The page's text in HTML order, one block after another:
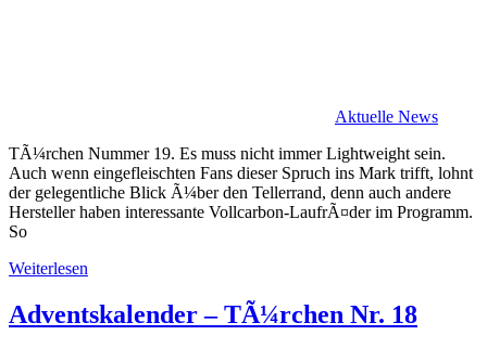
Aktuelle News
TÃ¼rchen Nummer 19. Es muss nicht immer Lightweight sein.
Auch wenn eingefleischten Fans dieser Spruch ins Mark trifft, lohnt
der gelegentliche Blick Ã¼ber den Tellerrand, denn auch andere
Hersteller haben interessante Vollcarbon-LaufrÃ¤der im Programm.
So
Weiterlesen
Adventskalender – TÃ¼rchen Nr. 18